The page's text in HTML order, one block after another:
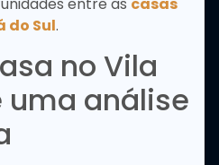
do Sul.
no Vila
uma análise